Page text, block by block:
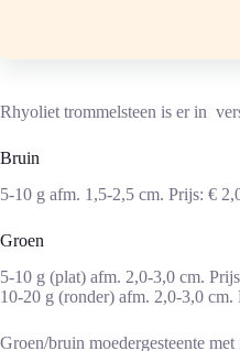
Rhyoliet trommelsteen is er in
Bruin
5-10 g afm. 1,5-2,5 cm. Prijs: €
Groen
5-10 g (plat) afm. 2,0-3,0 cm.
10-20 g (ronder) afm. 2,0-3,0 cm.
Groen/bruin moedergesteente met